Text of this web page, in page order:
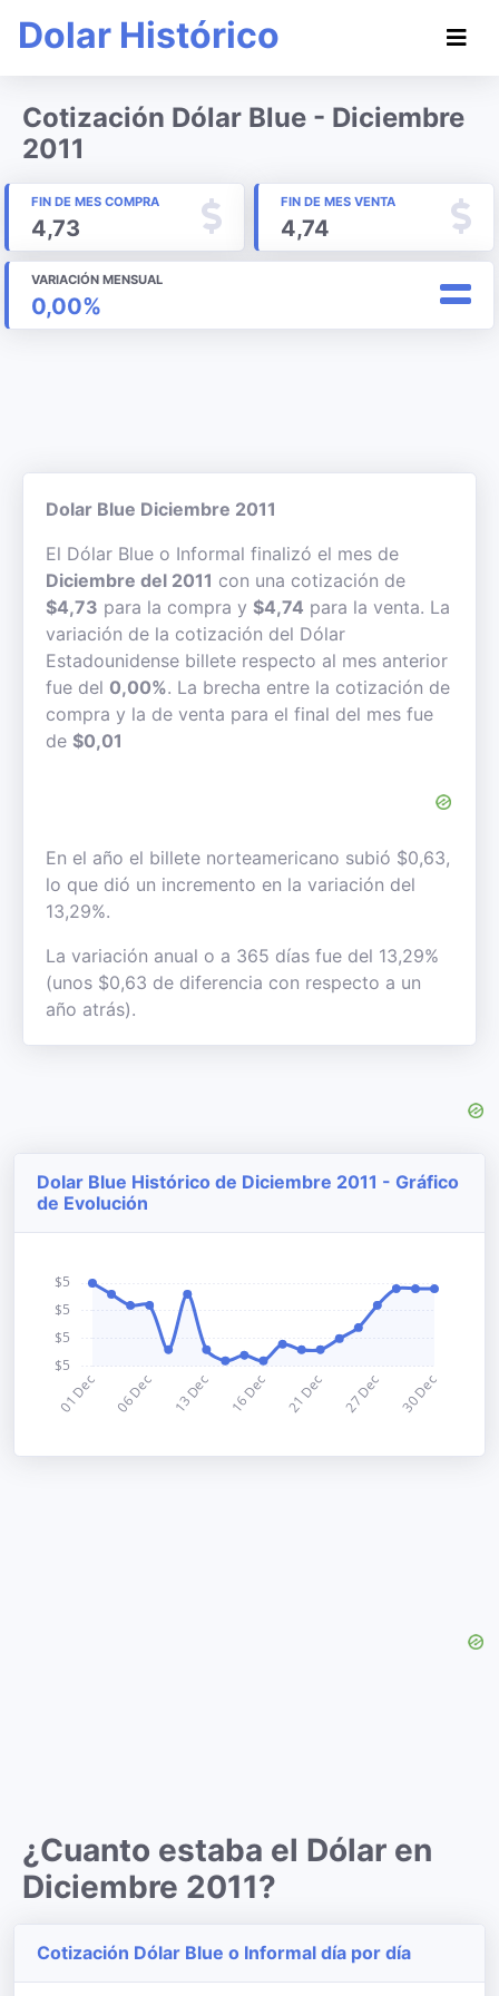
Dolar Histórico
Cotización Dólar Blue - Diciembre
2011
FIN DE MES COMPRA
4,73
FIN DE MES VENTA
4,74
VARIACIÓN MENSUAL
0,00%
Dolar Blue Diciembre 2011
El Dólar Blue o Informal finalizó el mes de
Diciembre del 2011 con una cotización de
$4,73 para la compra y $4,74 para la venta. La
variación de la cotización del Dólar
Estadounidense billete respecto al mes anterior
fue del 0,00%. La brecha entre la cotización de
compra y la de venta para el final del mes fue
de $0,01
En el año el billete norteamericano subió $0,63,
lo que dió un incremento en la variación del
13,29%.
La variación anual o a 365 días fue del 13,29%
(unos $0,63 de diferencia con respecto a un
año atrás).
Dolar Blue Histórico de Diciembre 2011 - Gráfico
de Evolución
¿Cuanto estaba el Dólar en
Diciembre 2011?
Cotización Dólar Blue o Informal día por día